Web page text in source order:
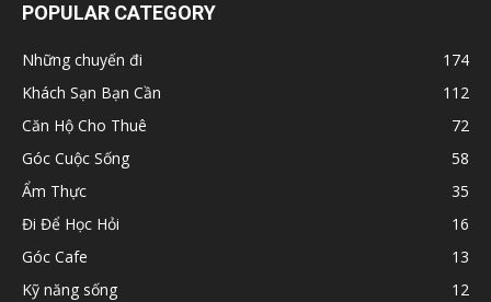
POPULAR CATEGORY
Những chuyến đi
174
Khách Sạn Bạn Cần
112
Căn Hộ Cho Thuê
72
Góc Cuộc Sống
58
Ẩm Thực
35
Đi Để Học Hỏi
16
Góc Cafe
13
Kỹ năng sống
12